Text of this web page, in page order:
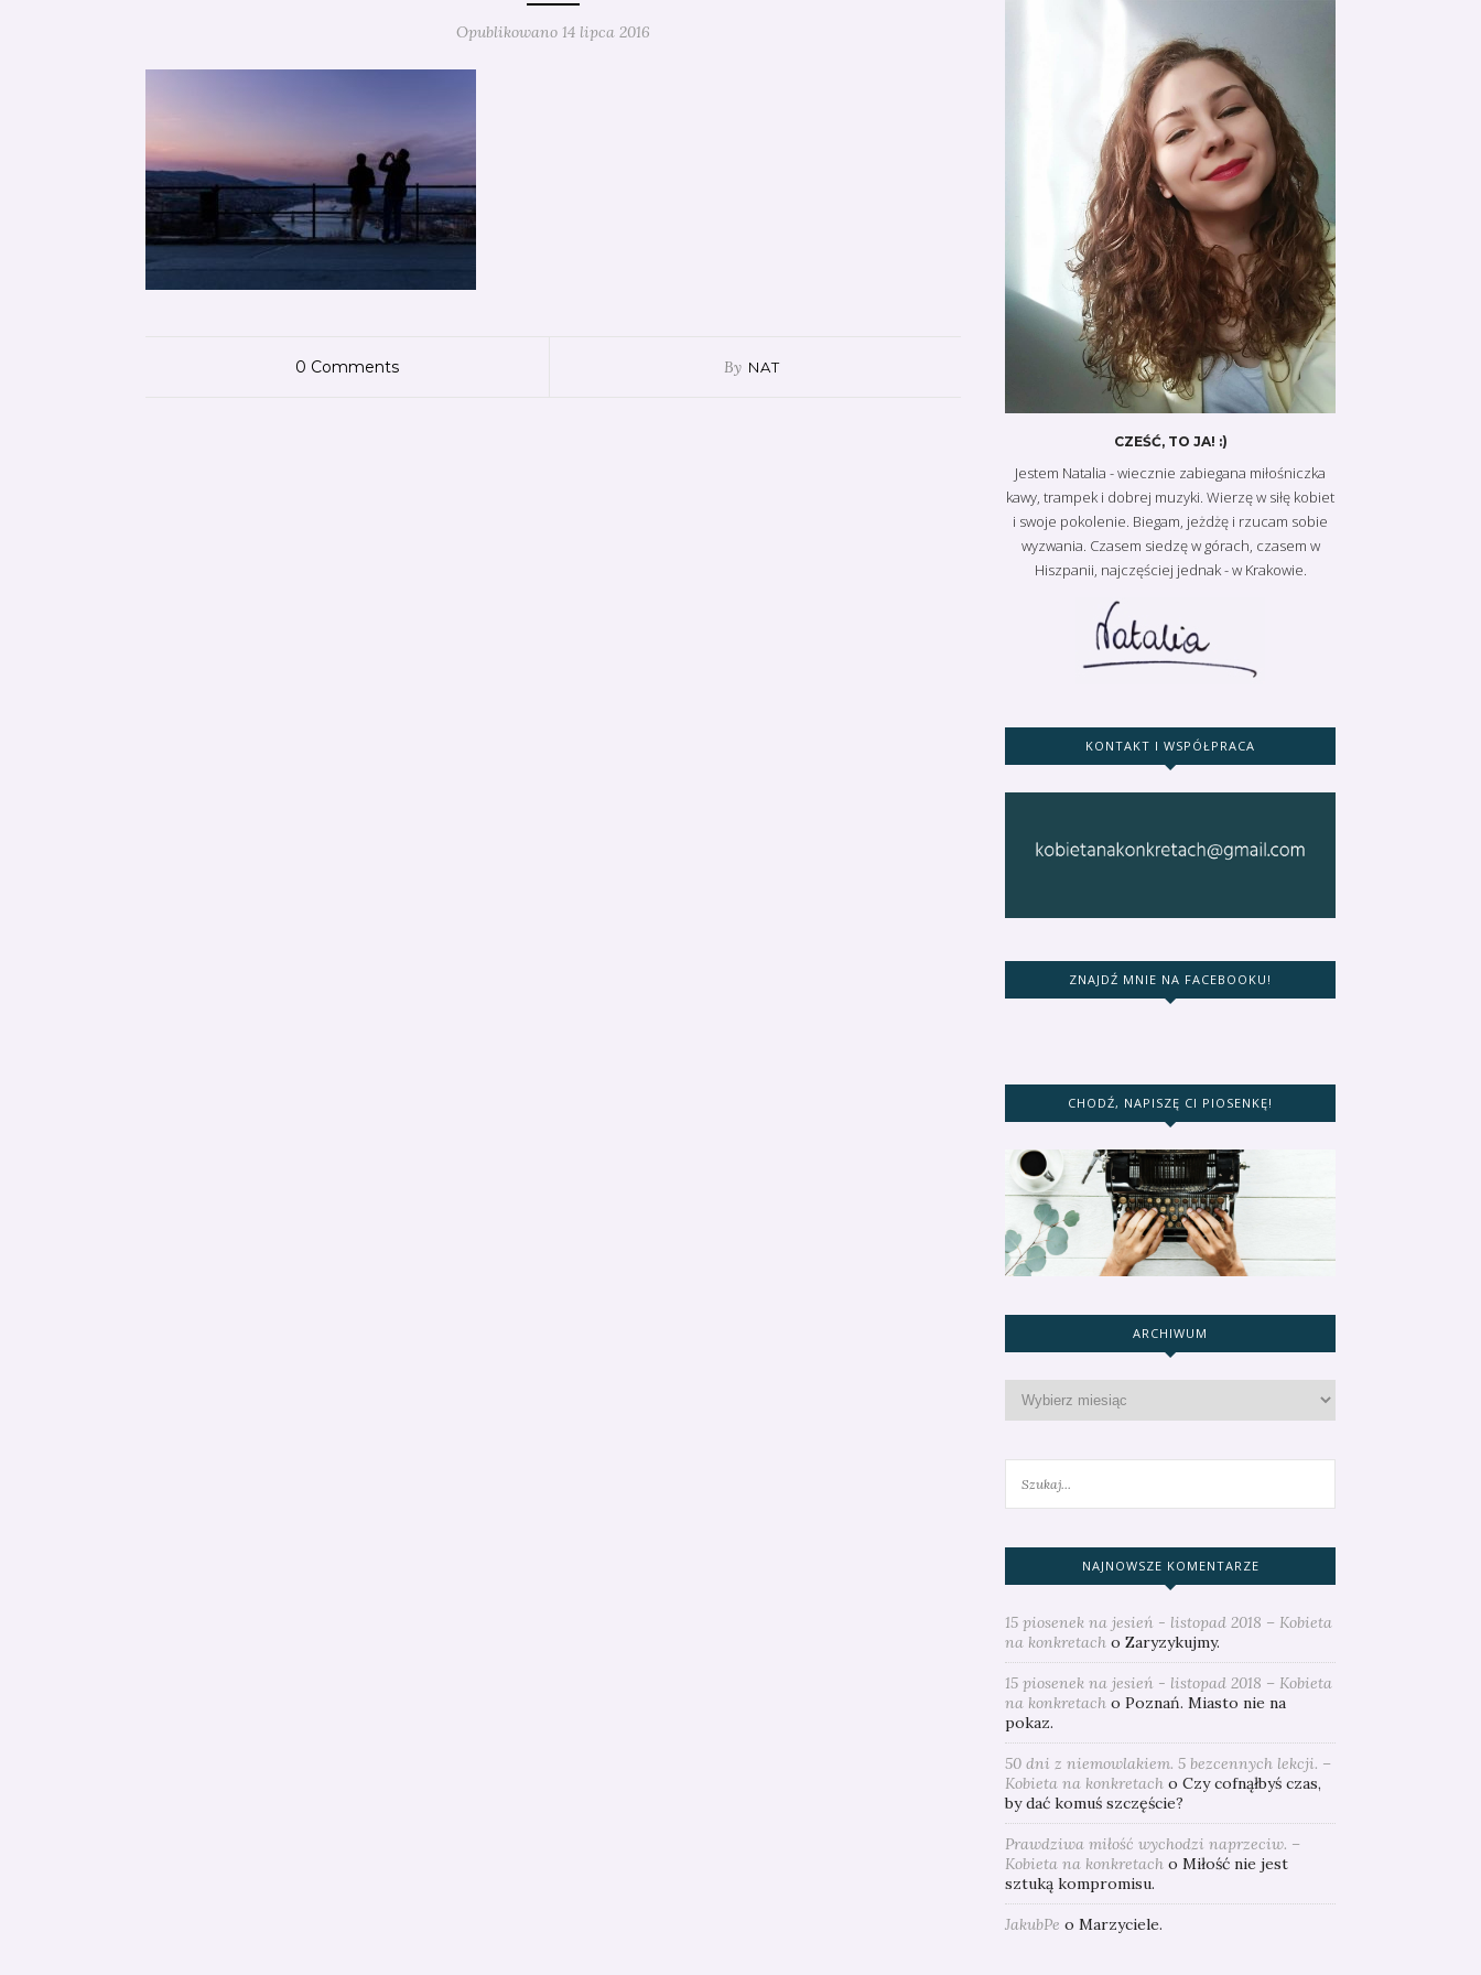
Opublikowano 14 lipca 2016
0 Comments By NAT
CZEŚĆ, TO JA! :)
Jestem Natalia - wiecznie zabiegana miłośniczka
kawy, trampek i dobrej muzyki. Wierzę w siłę kobiet
i swoje pokolenie. Biegam, jeżdżę i rzucam sobie
wyzwania. Czasem siedzę w górach, czasem w
Hiszpanii, najczęściej jednak - w Krakowie.
KONTAKT I WSPÓŁPRACA
ZNAJDŹ MNIE NA FACEBOOKU!
CHODŹ, NAPISZĘ CI PIOSENKĘ!
ARCHIWUM
NAJNOWSZE KOMENTARZE
15 piosenek na jesień - listopad 2018 – Kobieta
na konkretach o Zaryzykujmy.
15 piosenek na jesień - listopad 2018 – Kobieta
na konkretach o Poznań. Miasto nie na
pokaz.
50 dni z niemowlakiem. 5 bezcennych lekcji. –
Kobieta na konkretach o Czy cofnąłbyś czas,
by dać komuś szczęście?
Prawdziwa miłość wychodzi naprzeciw. –
Kobieta na konkretach o Miłość nie jest
sztuką kompromisu.
JakubPe o Marzyciele.